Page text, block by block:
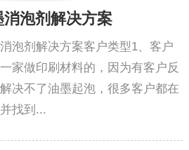
泡剂解决方案
泡剂解决方案客户类型1、客户
家做印刷材料的，因为有客户反
决不了油墨起泡，很多客户都在
找到...